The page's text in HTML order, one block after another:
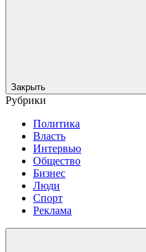
Закрыть
Рубрики
Политика
Власть
Интервью
Общество
Бизнес
Люди
Спорт
Реклама